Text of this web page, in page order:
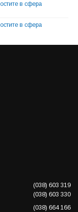
в сфера
в сфера
(038) 603 319
(038) 603 330
(038) 664 166